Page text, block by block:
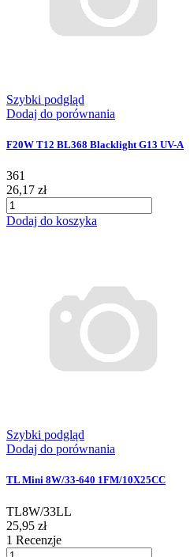
Szybki podgląd
Dodaj do porównania
F20W T12 BL368 Blacklight G13 UV-A
361
26,17 zł
Dodaj do koszyka
Szybki podgląd
Dodaj do porównania
TL Mini 8W/33-640 1FM/10X25CC
TL8W/33LL
25,95 zł
1 Recenzje